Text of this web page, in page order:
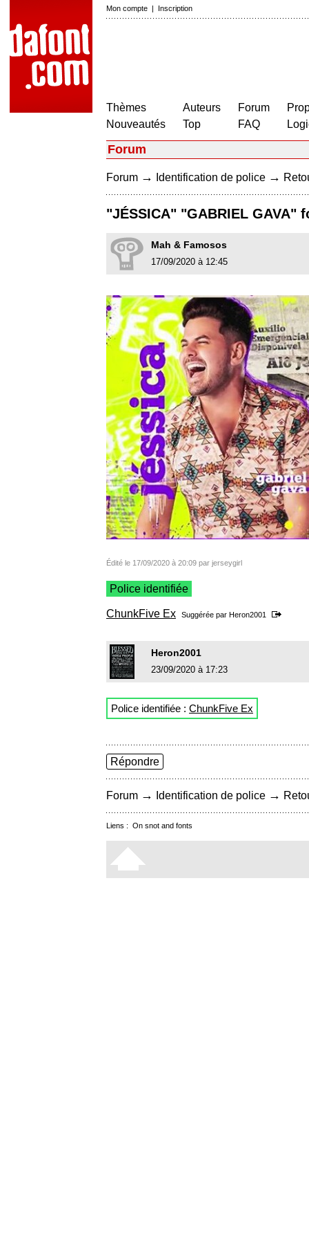
Mon compte | Inscription
Thèmes
Nouveautés
Auteurs
Top
Forum
FAQ
Forum
Forum → Identification de police →
"JÉSSICA" "GABRIEL GAVA"
Mah & Famosos
17/09/2020 à 12:45
Édité le 17/09/2020 à 20:09 par jerseygirl
Police identifiée
ChunkFive Ex Suggérée par Heron2001
Heron2001
23/09/2020 à 17:23
Police identifiée : ChunkFive Ex
Répondre
Forum → Identification de police →
Liens : On snot and fonts